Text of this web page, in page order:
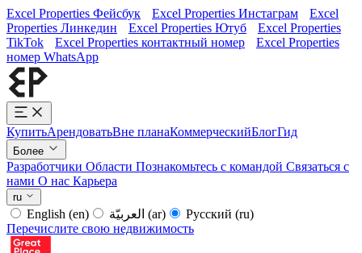
Excel Properties Фейсбук Excel Properties Инстаграм
Excel
Properties Линкедин
Excel Properties Ютуб
Excel Properties
TikTok
Excel Properties контактный номер
Excel Properties
номер WhatsApp
КупитьАрендоватьВне планаКоммерческийБлогГид
Более
Разработчики Области Познакомьтесь с командой Связаться с
нами О нас Карьера
ru
English (en) (ar) Русский (ru)
Перечислите свою недвижимость